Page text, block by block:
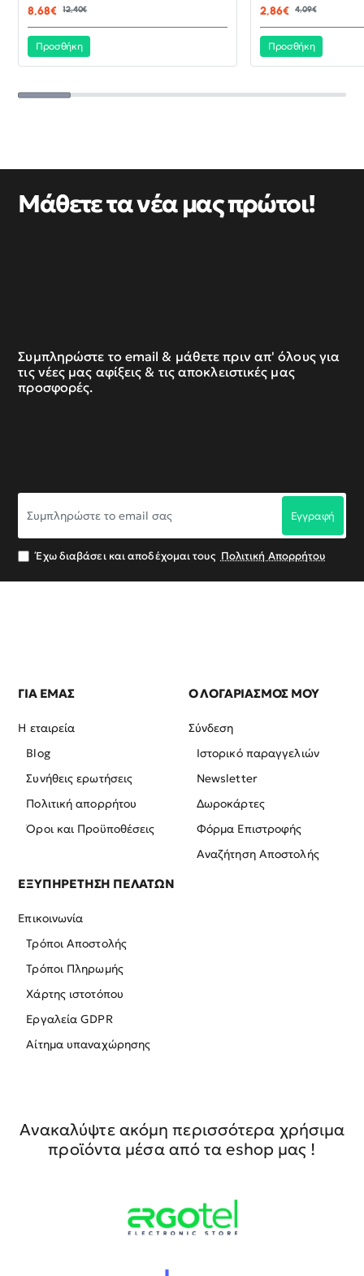
8,68€
12,40€
Προσθήκη
2,86€ 4,09€
Προσθήκη
Μάθετε τα νέα μας πρώτοι!
Συμπληρώστε το email & μάθετε πριν απ' όλους για
τις νέες μας αφίξεις & τις αποκλειστικές μας
προσφορές.
το
σας
Εγγραφή
Έχω διαβάσει και αποδέχομαι τους Πολιτική Απορρήτου
ΓΙΑ ΕΜΑΣ
Η εταιρεία
Blog
Συνήθεις ερωτήσεις
Πολιτική απορρήτου
Όροι και Προϋποθέσεις
Ο ΛΟΓΑΡΙΑΣΜΟΣ ΜΟΥ
Σύνδεση
Ιστορικό παραγγελιών
Newsletter
Δωροκάρτες
Φόρμα Επιστροφής
Αναζήτηση Αποστολής
ΕΞΥΠΗΡΕΤΗΣΗ ΠΕΛΑΤΩΝ
Επικοινωνία
Τρόποι Αποστολής
Τρόποι Πληρωμής
Χάρτης ιστοτόπου
Εργαλεία GDPR
Αίτημα υπαναχώρησης
Ανακαλύψτε ακόμη περισσότερα χρήσιμα
προϊόντα μέσα από τα eshop μας !